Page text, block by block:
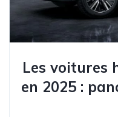
Les voitures
en 2025 :